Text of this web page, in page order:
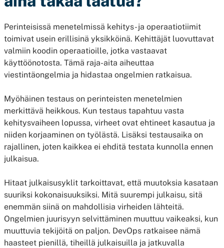
Perinteisissä menetelmissä kehitys- ja operaatiotiimit
toimivat usein erillisinä yksikköinä. Kehittäjät luovuttavat
valmiin koodin operaatioille, jotka vastaavat
käyttöönotosta. Tämä raja-aita aiheuttaa
viestintäongelmia ja hidastaa ongelmien ratkaisua.
Myöhäinen testaus on perinteisten menetelmien
merkittävä heikkous. Kun testaus tapahtuu vasta
kehitysvaiheen lopussa, virheet ovat ehtineet kasautua ja
niiden korjaaminen on työlästä. Lisäksi testausaika on
rajallinen, joten kaikkea ei ehditä testata kunnolla ennen
julkaisua.
Hitaat julkaisusyklit tarkoittavat, että muutoksia kasataan
suuriksi kokonaisuuksiksi. Mitä suurempi julkaisu, sitä
enemmän siinä on mahdollisia virheiden lähteitä.
Ongelmien juurisyyn selvittäminen muuttuu vaikeaksi, kun
muuttuvia tekijöitä on paljon. DevOps ratkaisee nämä
haasteet pienillä, tiheillä julkaisuilla ja jatkuvalla